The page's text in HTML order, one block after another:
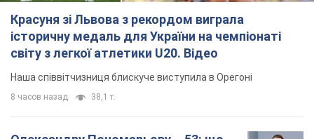
Красуня зі Львова з рекордом виграла
історичну медаль для України на чемпіонаті
світу з легкої атлетики U20. Відео
Наша співвітчизниця блискуче виступила в Орегоні
8 часов назад 38,1 т.